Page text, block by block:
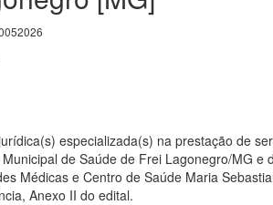
especializada(s) na prestação de
de Saúde de Frei Lagonegro/MG
Médicas e Centro de Saúde Maria
Anexo II do edital.